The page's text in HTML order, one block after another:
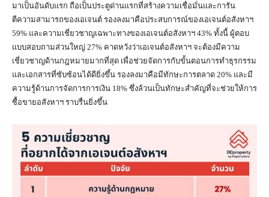
มาเป็นอันดับแรก ถือเป็นประตูด่านแรกที่สร้างความเชื่อมั่นและการัน
ตีความสามารถของเอเจนต์ รองลงมาคือประสบการณ์ของเอเจนต์อสังหาฯ
59% และความเชี่ยวชาญเฉพาะทางของเอเจนต์อสังหาฯ 43% ทั้งนี้ ผู้ตอบ
แบบสอบถามส่วนใหญ่ 27% คาดหวังว่าเอเจนต์อสังหาฯ จะต้องมีความ
เชี่ยวชาญด้านกฎหมายมากที่สุด เพื่อช่วยจัดการกับขั้นตอนการทำธุรกรรม
และเอกสารที่ซับซ้อนได้ดียิ่งขึ้น รองลงมาคือมีทักษะการตลาด 20% และมี
ความรู้ด้านการจัดการการเงิน 18% ซึ่งล้วนเป็นทักษะสำคัญที่จะช่วยให้การ
ซื้อขายอสังหาฯ ราบรื่นยิ่งขึ้น